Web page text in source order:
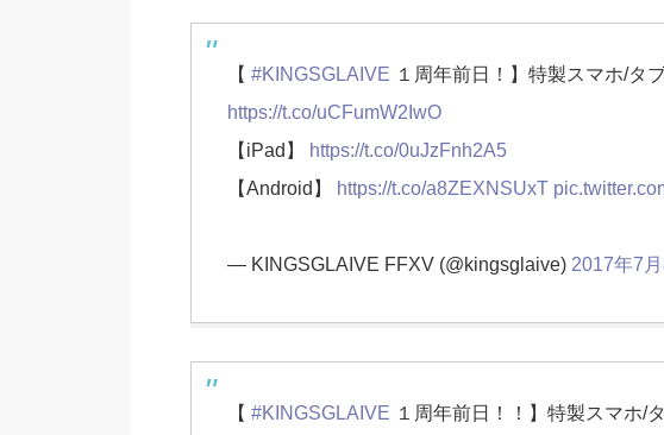
【 #KINGSGLAIVE １周年前日！】特製スマホ/タ
https://t.co/uCFumW2IwO
【iPad】
https://t.co/0uJzFnh2A5
【Android】
https://t.co/a8ZEXNSUxT
— KINGSGLAIVE FFXV (@kingsglaive) 2017年7月
【 #KINGSGLAIVE １周年前日！！】特製スマホ/